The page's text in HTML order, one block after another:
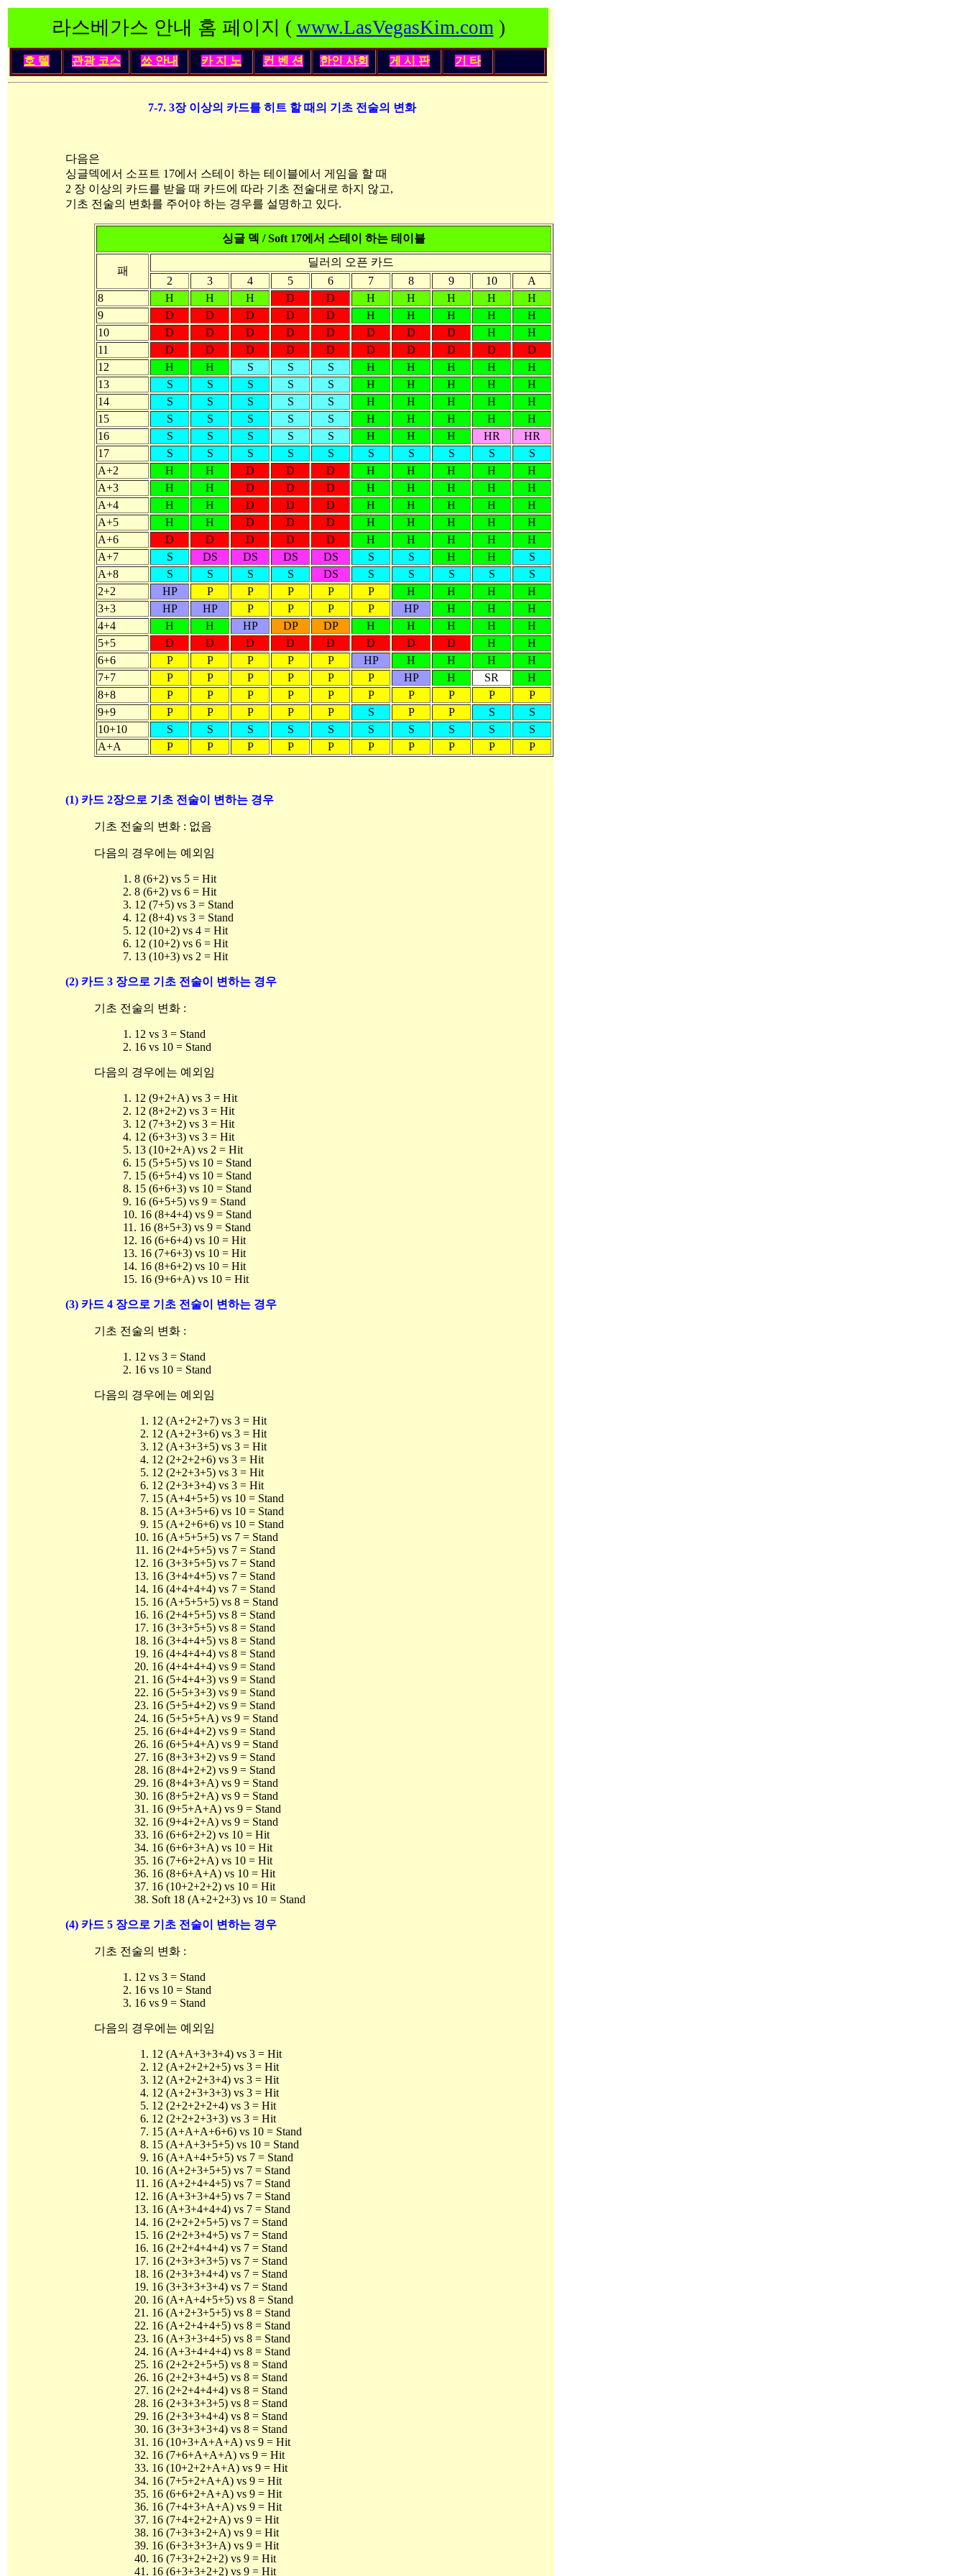
라스베가스 안내 홈 페이지 ( www.LasVegasKim.com)
호 텔 관광 코스 쑈 안내 카 지 노 컨 벤 션 한인 사회 게 시 판 기 타
7-7. 3장 이상의 카드를 히트 할 때의 기초 전술의 변화
다음은
싱글덱에서 소프트 17에서 스테이 하는 테이블에서 게임을 할 때
2 장 이상의 카드를 받을 때 카드에 따라 기초 전술대로 하지 않고,
기초 전술의 변화를 주어야 하는 경우를 설명하고 있다.
싱글 덱 / Soft 17에서 스테이 하는 테이블
패
딜러의 오픈 카드
2
3 4 5 6 7 8 9 10
A
8
H H H D D H H H H
H
9
D D D D D H H H H
H
10
D D D D D D D D H
H
11
D D D D D D D D D
D
12
H H S S S H H H H
H
13
S S S S S H H H H
H
14
S S S S S H H H H
H
15
S S S S S H H H H
H
16
S S S S S H H H HR
HR
17
S S S S S S S S S
S
A+2
H H D D D H H H H
H
A+3
H H D D D H H H H
H
A+4
H H D D D H H H H
H
A+5
H H D D D H H H H
H
A+6
D D D D D H H H H
H
A+7
S DS DS DS DS S S H H
S
A+8
S S S S DS S S S S
S
2+2
HP P P P P P H H H
H
3+3
HP HP P P P P HP H H
H
4+4
H H HP DP DP H H H H
H
5+5
D D D D D D D D H
H
6+6
P P P P P HP H H H
H
7+7
P P P P P P HP H SR
H
8+8
P P P P P P P P P
P
9+9
P P P P P S P P S
S
10+10
S S S S S S S S S
S
A+A
P P P P P P P P P P
(1) 카드 2장으로 기초 전술이 변하는 경우
기초 전술의 변화 : 없음
다음의 경우에는 예외임
1. 8 (6+2) vs 5 = Hit
2. 8 (6+2) vs 6 = Hit
3. 12 (7+5) vs 3 = Stand
4. 12 (8+4) vs 3 = Stand
5. 12 (10+2) vs 4 = Hit
6. 12 (10+2) vs 6 = Hit
7. 13 (10+3) vs 2 = Hit
(2) 카드 3 장으로 기초 전술이 변하는 경우
기초 전술의 변화 :
1. 12 vs 3 = Stand
2. 16 vs 10 = Stand
다음의 경우에는 예외임
1. 12 (9+2+A) vs 3 = Hit
2. 12 (8+2+2) vs 3 = Hit
3. 12 (7+3+2) vs 3 = Hit
4. 12 (6+3+3) vs 3 = Hit
5. 13 (10+2+A) vs 2 = Hit
6. 15 (5+5+5) vs 10 = Stand
7. 15 (6+5+4) vs 10 = Stand
8. 15 (6+6+3) vs 10 = Stand
9. 16 (6+5+5) vs 9 = Stand
10. 16 (8+4+4) vs 9 = Stand
11. 16 (8+5+3) vs 9 = Stand
12. 16 (6+6+4) vs 10 = Hit
13. 16 (7+6+3) vs 10 = Hit
14. 16 (8+6+2) vs 10 = Hit
15. 16 (9+6+A) vs 10 = Hit
(3) 카드 4 장으로 기초 전술이 변하는 경우
기초 전술의 변화 :
1. 12 vs 3 = Stand
2. 16 vs 10 = Stand
다음의 경우에는 예외임
12 (A+2+2+7) vs 3 = Hit
12 (A+2+3+6) vs 3 = Hit
12 (A+3+3+5) vs 3 = Hit
12 (2+2+2+6) vs 3 = Hit
12 (2+2+3+5) vs 3 = Hit
12 (2+3+3+4) vs 3 = Hit
15 (A+4+5+5) vs 10 = Stand
15 (A+3+5+6) vs 10 = Stand
15 (A+2+6+6) vs 10 = Stand
16 (A+5+5+5) vs 7 = Stand
16 (2+4+5+5) vs 7 = Stand
16 (3+3+5+5) vs 7 = Stand
16 (3+4+4+5) vs 7 = Stand
16 (4+4+4+4) vs 7 = Stand
16 (A+5+5+5) vs 8 = Stand
16 (2+4+5+5) vs 8 = Stand
16 (3+3+5+5) vs 8 = Stand
16 (3+4+4+5) vs 8 = Stand
16 (4+4+4+4) vs 8 = Stand
16 (4+4+4+4) vs 9 = Stand
16 (5+4+4+3) vs 9 = Stand
16 (5+5+3+3) vs 9 = Stand
16 (5+5+4+2) vs 9 = Stand
16 (5+5+5+A) vs 9 = Stand
16 (6+4+4+2) vs 9 = Stand
16 (6+5+4+A) vs 9 = Stand
16 (8+3+3+2) vs 9 = Stand
16 (8+4+2+2) vs 9 = Stand
16 (8+4+3+A) vs 9 = Stand
16 (8+5+2+A) vs 9 = Stand
16 (9+5+A+A) vs 9 = Stand
16 (9+4+2+A) vs 9 = Stand
16 (6+6+2+2) vs 10 = Hit
16 (6+6+3+A) vs 10 = Hit
16 (7+6+2+A) vs 10 = Hit
16 (8+6+A+A) vs 10 = Hit
16 (10+2+2+2) vs 10 = Hit
Soft 18 (A+2+2+3) vs 10 = Stand
(4) 카드 5 장으로 기초 전술이 변하는 경우
기초 전술의 변화 :
1. 12 vs 3 = Stand
2. 16 vs 10 = Stand
3. 16 vs 9 = Stand
다음의 경우에는 예외임
12 (A+A+3+3+4) vs 3 = Hit
12 (A+2+2+2+5) vs 3 = Hit
12 (A+2+2+3+4) vs 3 = Hit
12 (A+2+3+3+3) vs 3 = Hit
12 (2+2+2+2+4) vs 3 = Hit
12 (2+2+2+3+3) vs 3 = Hit
15 (A+A+A+6+6) vs 10 = Stand
15 (A+A+3+5+5) vs 10 = Stand
16 (A+A+4+5+5) vs 7 = Stand
16 (A+2+3+5+5) vs 7 = Stand
16 (A+2+4+4+5) vs 7 = Stand
16 (A+3+3+4+5) vs 7 = Stand
16 (A+3+4+4+4) vs 7 = Stand
16 (2+2+2+5+5) vs 7 = Stand
16 (2+2+3+4+5) vs 7 = Stand
16 (2+2+4+4+4) vs 7 = Stand
16 (2+3+3+3+5) vs 7 = Stand
16 (2+3+3+4+4) vs 7 = Stand
16 (3+3+3+3+4) vs 7 = Stand
16 (A+A+4+5+5) vs 8 = Stand
16 (A+2+3+5+5) vs 8 = Stand
16 (A+2+4+4+5) vs 8 = Stand
16 (A+3+3+4+5) vs 8 = Stand
16 (A+3+4+4+4) vs 8 = Stand
16 (2+2+2+5+5) vs 8 = Stand
16 (2+2+3+4+5) vs 8 = Stand
16 (2+2+4+4+4) vs 8 = Stand
16 (2+3+3+3+5) vs 8 = Stand
16 (2+3+3+4+4) vs 8 = Stand
16 (3+3+3+3+4) vs 8 = Stand
16 (10+3+A+A+A) vs 9 = Hit
16 (7+6+A+A+A) vs 9 = Hit
16 (10+2+2+A+A) vs 9 = Hit
16 (7+5+2+A+A) vs 9 = Hit
16 (6+6+2+A+A) vs 9 = Hit
16 (7+4+3+A+A) vs 9 = Hit
16 (7+4+2+2+A) vs 9 = Hit
16 (7+3+3+2+A) vs 9 = Hit
16 (6+3+3+3+A) vs 9 = Hit
16 (7+3+2+2+2) vs 9 = Hit
16 (6+3+3+2+2) vs 9 = Hit